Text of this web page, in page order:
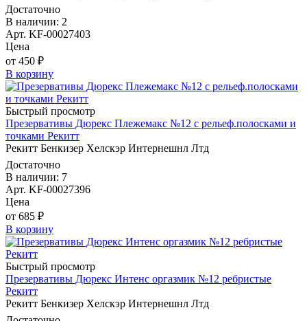
Достаточно
В наличии: 2
Арт. KF-00027403
Цена
от 450 ₽
В корзину
Быстрый просмотр
Презервативы Дюрекс Плежемакс №12 с рельеф.полосками и
точками Рекитт
Рекитт Бенкизер Хелскэр Интернешнл Лтд
Достаточно
В наличии: 7
Арт. KF-00027396
Цена
от 685 ₽
В корзину
Быстрый просмотр
Презервативы Дюрекс Интенс оргазмик №12 ребристые
Рекитт
Рекитт Бенкизер Хелскэр Интернешнл Лтд